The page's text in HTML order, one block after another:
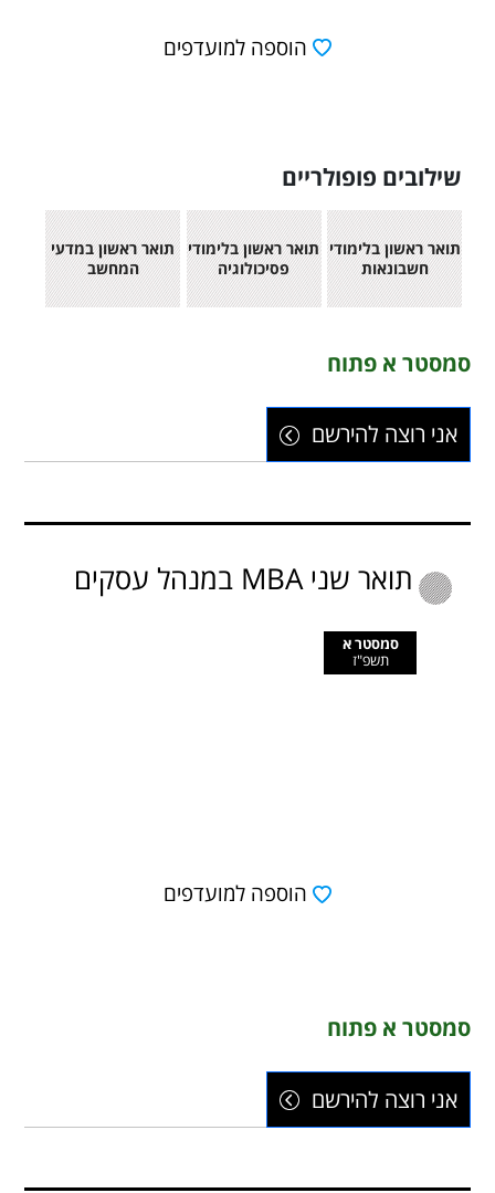
הוספה למועדפים
שילובים פופולריים
תואר ראשון בלימודי
חשבונאות
תואר ראשון בלימודי
פסיכולוגיה
תואר ראשון במדעי
המחשב
סמסטר א פתוח
אני רוצה להירשם
תואר שני MBA במנהל עסקים
סמסטר א
תשפ"ז
הוספה למועדפים
סמסטר א פתוח
אני רוצה להירשם